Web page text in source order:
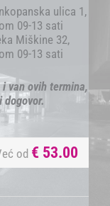
ulica 1,
09-13 sati
Miškine 32,
09-13 sati
van ovih termina,
od € 53.00